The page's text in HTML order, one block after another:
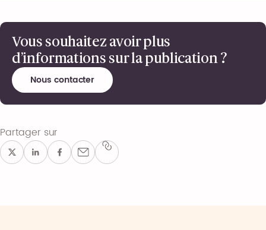
Vous souhaitez avoir plus
d’informations sur la publication ?
Nous contacter
Partager sur